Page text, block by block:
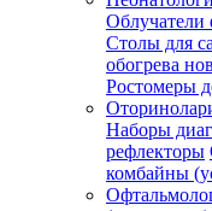
заказа
Облучатели
Столы для
обогрева
Ростомеры
Наборы
рефлекторы
комбайны